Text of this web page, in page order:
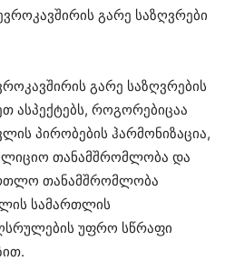
გარე საზღვრები
გარე საზღვრების
ასპექტებს, როგორებიცაა
პირობების ჰარმონიზაცია,
თანამშრომლობა და
თანამშრომლობა
სამართლის
უფრო სწრაფი